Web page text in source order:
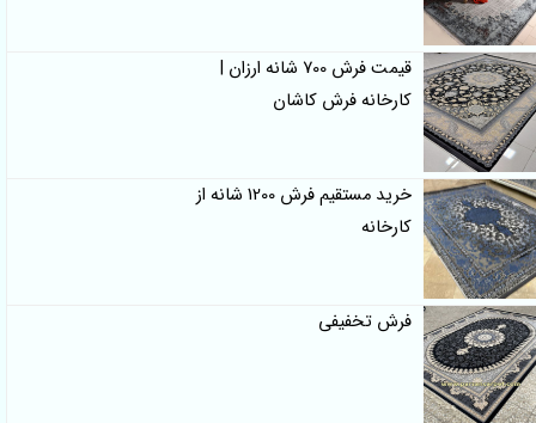
قیمت فرش 700 شانه ارزان |
کارخانه فرش کاشان
خرید مستقیم فرش 1200 شانه از
کارخانه
فرش تخفیفی